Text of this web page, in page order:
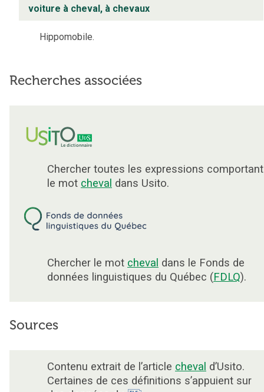
voiture à cheval, à chevaux
Hippomobile.
Recherches associées
Chercher toutes les expressions comportant
le mot cheval dans Usito.
Chercher le mot cheval dans le Fonds de
données linguistiques du Québec (FDLQ).
Sources
Contenu extrait de l’article cheval d’Usito.
Certaines de ces définitions s’appuient sur